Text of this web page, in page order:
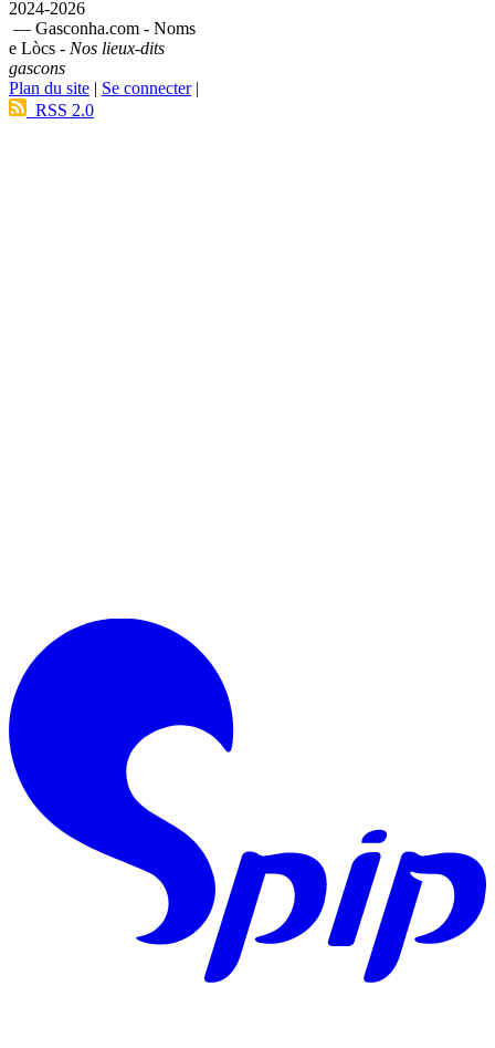
2024-2026
— Gasconha.com - Noms
e Lòcs - Nos lieux-dits
gascons
Plan du site | Se connecter|
RSS 2.0